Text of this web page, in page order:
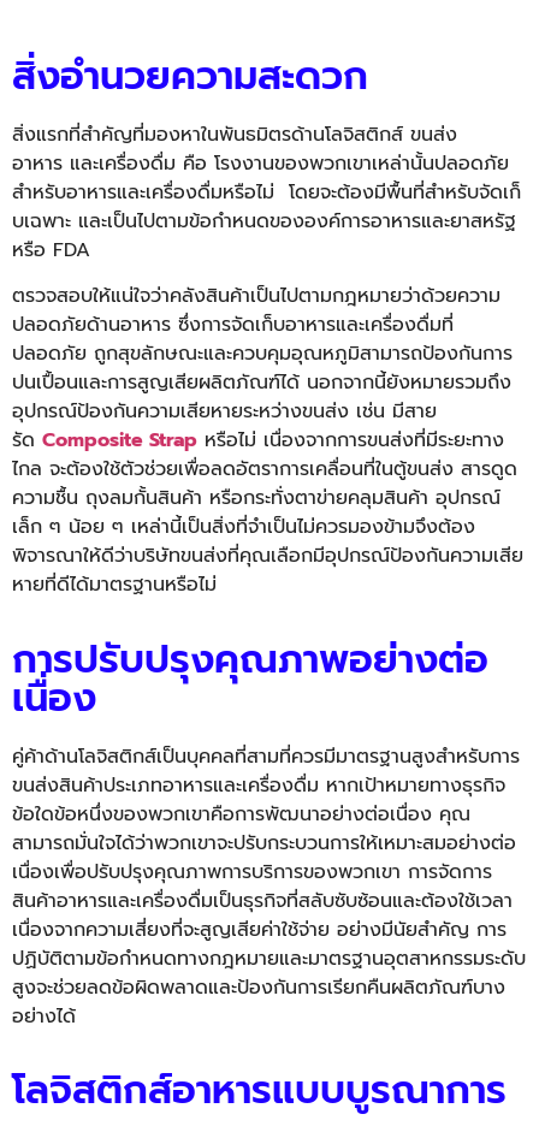
สิ่งอำนวยความสะดวก
สิ่งแรกที่สำคัญที่มองหาในพันธมิตรด้านโลจิสติกส์ ขนส่ง
อาหาร และเครื่องดื่ม คือ โรงงานของพวกเขาเหล่านั้นปลอดภัย
สำหรับอาหารและเครื่องดื่มหรือไม่ โดยจะต้องมีพื้นที่สำหรับจัดเก็
บเฉพาะ และเป็นไปตามข้อกำหนดขององค์การอาหารและยาสหรัฐ
หรือ FDA
ตรวจสอบให้แน่ใจว่าคลังสินค้าเป็นไปตามกฎหมายว่าด้วยความ
ปลอดภัยด้านอาหาร ซึ่งการจัดเก็บอาหารและเครื่องดื่มที่
ปลอดภัย ถูกสุขลักษณะและควบคุมอุณหภูมิสามารถป้องกันการ
ปนเปื้อนและการสูญเสียผลิตภัณฑ์ได้ นอกจากนี้ยังหมายรวมถึง
อุปกรณ์ป้องกันความเสียหายระหว่างขนส่ง เช่น มีสาย
รัด Composite Strap หรือไม่ เนื่องจากการขนส่งที่มีระยะทาง
ไกล จะต้องใช้ตัวช่วยเพื่อลดอัตราการเคลื่อนที่ในตู้ขนส่ง สารดูด
ความชื้น ถุงลมกั้นสินค้า หรือกระทั่งตาข่ายคลุมสินค้า อุปกรณ์
เล็ก ๆ น้อย ๆ เหล่านี้เป็นสิ่งที่จำเป็นไม่ควรมองข้ามจึงต้อง
พิจารณาให้ดีว่าบริษัทขนส่งที่คุณเลือกมีอุปกรณ์ป้องกันความเสีย
หายที่ดีได้มาตรฐานหรือไม่
การปรับปรุงคุณภาพอย่างต่อ
เนื่อง
คู่ค้าด้านโลจิสติกส์เป็นบุคคลที่สามที่ควรมีมาตรฐานสูงสำหรับการ
ขนส่งสินค้าประเภทอาหารและเครื่องดื่ม หากเป้าหมายทางธุรกิจ
ข้อใดข้อหนึ่งของพวกเขาคือการพัฒนาอย่างต่อเนื่อง คุณ
สามารถมั่นใจได้ว่าพวกเขาจะปรับกระบวนการให้เหมาะสมอย่างต่อ
เนื่องเพื่อปรับปรุงคุณภาพการบริการของพวกเขา การจัดการ
สินค้าอาหารและเครื่องดื่มเป็นธุรกิจที่สลับซับซ้อนและต้องใช้เวลา
เนื่องจากความเสี่ยงที่จะสูญเสียค่าใช้จ่าย อย่างมีนัยสำคัญ การ
ปฏิบัติตามข้อกำหนดทางกฎหมายและมาตรฐานอุตสาหกรรมระดับ
สูงจะช่วยลดข้อผิดพลาดและป้องกันการเรียกคืนผลิตภัณฑ์บาง
อย่างได้
โลจิสติกส์อาหารแบบบูรณาการ